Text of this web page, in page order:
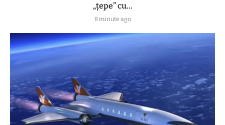
„țepe” cu...
8 minute ago